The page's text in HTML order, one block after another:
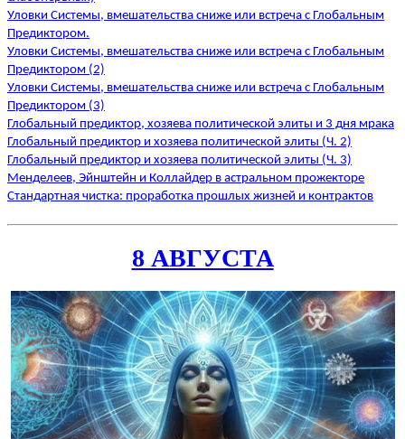
Уловки Системы, вмешательства сниже или встреча с Глобальным
Предиктором.
Уловки Системы, вмешательства сниже или встреча с Глобальным
Предиктором (2)
Уловки Системы, вмешательства сниже или встреча с Глобальным
Предиктором (3)
Глобальный предиктор, хозяева политической элиты и 3 дня мрака
Глобальный предиктор и хозяева политической элиты (Ч. 2)
Глобальный предиктор и хозяева политической элиты (Ч. 3)
Менделеев, Эйнштейн и Коллайдер в астральном прожекторе
Стандартная чистка: проработка прошлых жизней и контрактов
8 АВГУСТА